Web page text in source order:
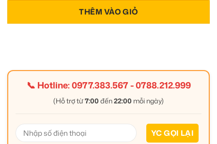
THÊM VÀO GIỎ
📞 Hotline:0977.383.567-0788.212.999
(Hỗ trợ từ7:00 đến22:00 mỗi ngày)